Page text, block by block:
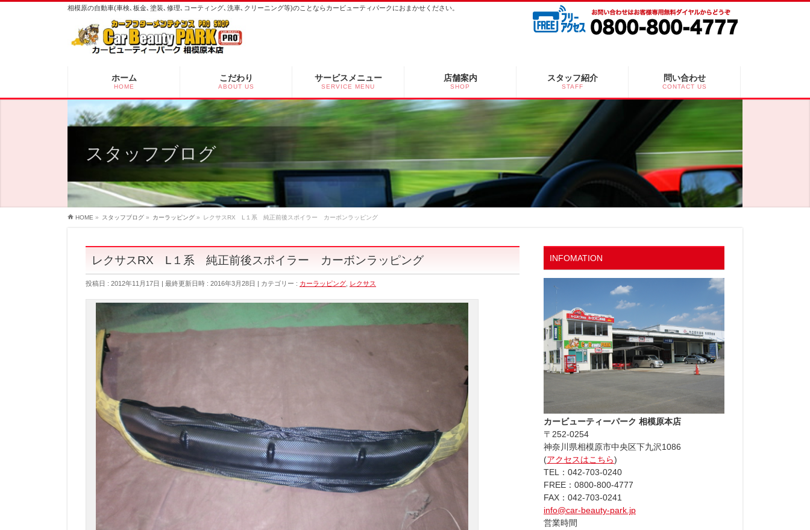
相模原の自動車(車検､板金､塗装､修理､コーティング､洗車､クリーニング等)のことならカービューティパークにおまかせください。
ホーム
HOME
こだわり
ABOUT US
サービスメニュー
SERVICE MENU
店舗案内
SHOP
スタッフ紹介
STAFF
問い合わせ
CONTACT US
スタッフブログ
HOME » スタッフブログ » カーラッピング » レクサスRX L１系 純正前後スポイラー カーボンラッピング
レクサスRX L１系 純正前後スポイラー カーボンラッピング
投稿日 : 2012年11月17日 最終更新日時 : 2016年3月28日 カテゴリー : カーラッピング レクサス
INFOMATION
カービューティーパーク 相模原本店
〒252-0254
神奈川県相模原市中央区下九沢1086
(アクセスはこちら)
TEL：042-703-0240
FREE：0800-800-4777
FAX：042-703-0241
info@car-beauty-park.jp
営業時間